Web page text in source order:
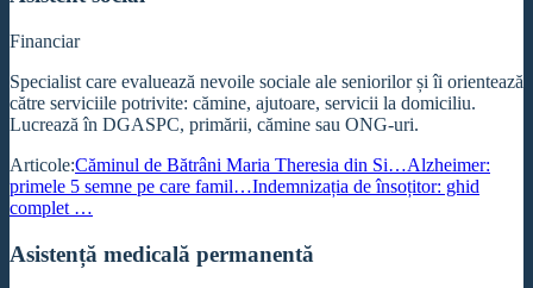
Financiar
Specialist care evaluează nevoile sociale ale seniorilor și îi orientează
către serviciile potrivite: cămine, ajutoare, servicii la domiciliu.
Lucrează în DGASPC, primării, cămine sau ONG-uri.
Articole:Căminul de Bătrâni Maria Theresia din Si…Alzheimer:
primele 5 semne pe care famil…Indemnizația de însoțitor: ghid
complet …
Asistență medicală permanentă